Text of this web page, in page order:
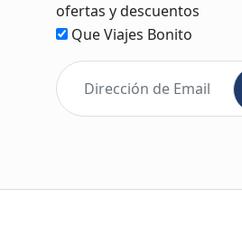
ofertas y descuentos
Que Viajes Bonito